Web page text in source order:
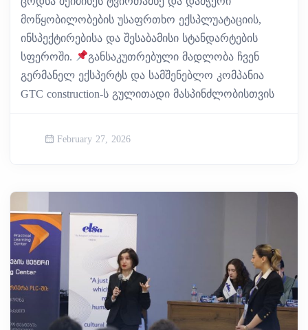
მოწყობილობების უსაფრთხო ექსპლუატაციის,
ინსპექტირებისა და შესაბამისი სტანდარტების
სფეროში.
განსაკუთრებული მადლობა ჩვენ
გერმანელ ექსპერტს და სამშენებლო კომპანია
GTC construction-ს გულითადი მასპინძლობისთვის
February 27, 2026